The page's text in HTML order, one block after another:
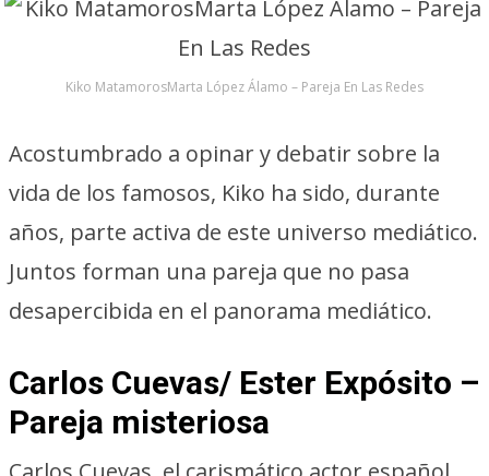
Kiko MatamorosMarta López Álamo – Pareja En Las Redes
Acostumbrado a opinar y debatir sobre la
vida de los famosos, Kiko ha sido, durante
años, parte activa de este universo mediático.
Juntos forman una pareja que no pasa
desapercibida en el panorama mediático.
Carlos Cuevas/ Ester Expósito –
Pareja misteriosa